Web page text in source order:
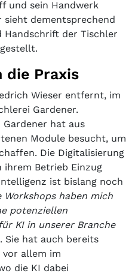
und sein Handwerk
sieht dementsprechend
Handschrift der Tischler
die Praxis
Wieser entfernt, im
Gardener.
hat aus
Module besucht, um
Die Digitalisierung
Betrieb Einzug
ist bislang noch
Workshops haben mich
potenziellen
KI in unserer Branche
Sie hat auch bereits
vor allem im
die KI dabei